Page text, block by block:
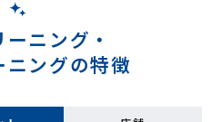
ニング・
ニングの特徴